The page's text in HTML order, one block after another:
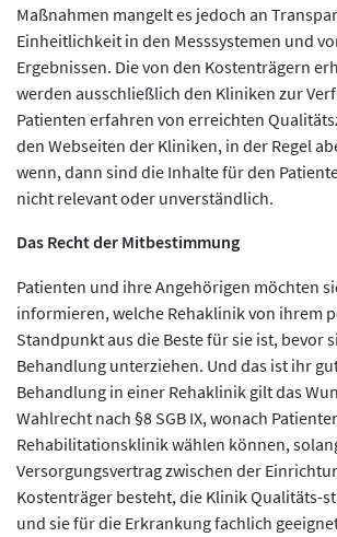
Maßnahmen mangelt es jedoch an
Einheitlichkeit in den Messsystemen und
Ergebnissen. Die von den Kostenträgern
werden ausschließlich den Kliniken zur
Patienten erfahren von erreichten
den Webseiten der Kliniken, in der Regel
wenn, dann sind die Inhalte für den
nicht relevant oder unverständlich.
Das Recht der Mitbestimmung
Patienten und ihre Angehörigen möchten
informieren, welche Rehaklinik von ihrem
Standpunkt aus die Beste für sie ist, bevor
Behandlung unterziehen. Und das ist ihr
Behandlung in einer Rehaklinik gilt das
Wahlrecht nach §8 SGB IX, wonach
Rehabilitationsklinik wählen können,
Versorgungsvertrag zwischen der
Kostenträger besteht, die Klinik Qualitäts-
und sie für die Erkrankung fachlich